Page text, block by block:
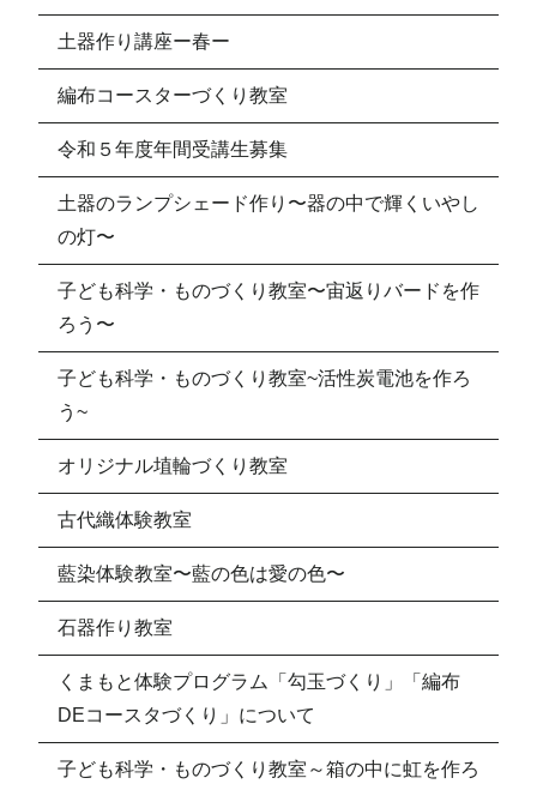
土器作り講座ー春ー
編布コースターづくり教室
令和５年度年間受講生募集
土器のランプシェード作り〜器の中で輝くいやし
の灯〜
子ども科学・ものづくり教室〜宙返りバードを作
ろう〜
子ども科学・ものづくり教室~活性炭電池を作ろ
う~
オリジナル埴輪づくり教室
古代織体験教室
藍染体験教室〜藍の色は愛の色〜
石器作り教室
くまもと体験プログラム「勾玉づくり」「編布
DEコースタづくり」について
子ども科学・ものづくり教室～箱の中に虹を作ろ